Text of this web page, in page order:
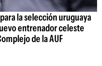
la selección uruguaya
entrenador celeste
de la AUF